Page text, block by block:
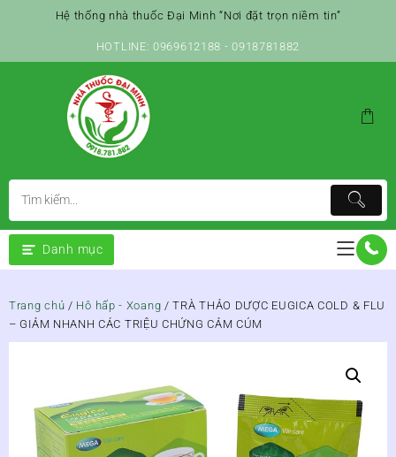
Hệ thống nhà thuốc Đại Minh “Nơi đặt trọn niềm tin”
HOTLINE: 0969612188 - 0918781882
Danh mục
Trang chủ / Hô hấp - Xoang / TRÀ THẢO DƯỢC EUGICA COLD & FLU
– GIẢM NHANH CÁC TRIỆU CHỨNG CẢM CÚM